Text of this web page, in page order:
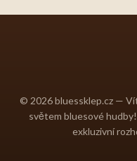
© 2026 bluessklep.cz —
světem bluesové
exkluzivní